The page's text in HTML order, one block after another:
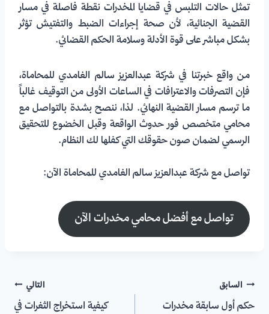
تمثل حالات التلبس في قضايا المخدرات نقطة فاصلة في مسار
القضية الجنائية، لأن صحة إجراءات الضبط والتفتيش تؤثر
بشكل مباشر على قوة الأدلة وسلامة الحكم القضائي.
من واقع خبرتنا في شركة عبدالعزيز سالم الغامدي للمحاماة،
فإن التصرفات والاعترافات في الساعات الأولى من التوقيف غالباً
ما ترسم مسار القضية النهائي. لذا، ننصح بشدة بالتواصل مع
محامي متخصص فور حدوث الواقعة وقبل الخضوع للتحقيق
الرسمي لضمان صون حقوقك التي كفلها لك النظام.
تواصل مع شركة عبدالعزيز سالم الغامدي للمحاماة الآن:
تواصل مع أفضل محامي مخدرات الآن
السابق
حكم أول سابقة مخدرات
التالي
كيفية استخراج الثغرات في